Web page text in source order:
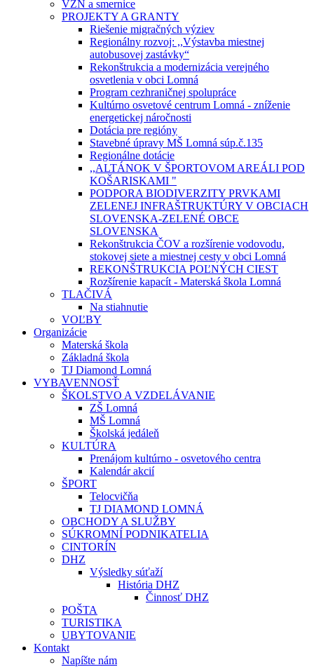
VZN a smernice
PROJEKTY A GRANTY
Riešenie migračných výziev
Regionálny rozvoj: ,,Výstavba miestnej
autobusovej zastávky“
Rekonštrukcia a modernizácia verejného
osvetlenia v obci Lomná
Program cezhraničnej spolupráce
Kultúrno osvetové centrum Lomná - zníženie
energetickej náročnosti
Dotácia pre regióny
Stavebné úpravy MŠ Lomná súp.č.135
Regionálne dotácie
,,ALTÁNOK V ŠPORTOVOM AREÁLI POD
KOŠARISKAMI "
PODPORA BIODIVERZITY PRVKAMI
ZELENEJ INFRAŠTRUKTÚRY V OBCIACH
SLOVENSKA-ZELENÉ OBCE
SLOVENSKA
Rekonštrukcia ČOV a rozšírenie vodovodu,
stokovej siete a miestnej cesty v obci Lomná
REKONŠTRUKCIA POĽNÝCH CIEST
Rozšírenie kapacít - Materská škola Lomná
TLAČIVÁ
Na stiahnutie
VOĽBY
Organizácie
Materská škola
Základná škola
TJ Diamond Lomná
VYBAVENNOSŤ
ŠKOLSTVO A VZDELÁVANIE
ZŠ Lomná
MŠ Lomná
Školská jedáleň
KULTÚRA
Prenájom kultúrno - osvetového centra
Kalendár akcií
ŠPORT
Telocvičňa
TJ DIAMOND LOMNÁ
OBCHODY A SLUŽBY
SÚKROMNÍ PODNIKATELIA
CINTORÍN
DHZ
Výsledky súťaží
História DHZ
Činnosť DHZ
POŠTA
TURISTIKA
UBYTOVANIE
Kontakt
Napíšte nám